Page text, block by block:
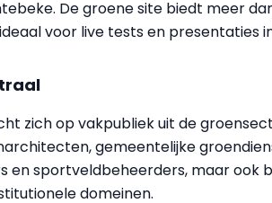
De groene site biedt meer
voor live tests en presentaties
zich op vakpubliek uit de
gemeentelijke
en sportveldbeheerders, maar ook
domeinen.